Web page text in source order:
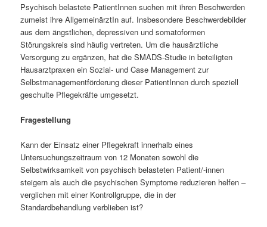
Psychisch belastete PatientInnen suchen mit ihren Beschwerden
zumeist ihre AllgemeinärztIn auf. Insbesondere Beschwerdebilder
aus dem ängstlichen, depressiven und somatoformen
Störungskreis sind häufig vertreten. Um die hausärztliche
Versorgung zu ergänzen, hat die SMADS-Studie in beteiligten
Hausarztpraxen ein Sozial- und Case Management zur
Selbstmanagementförderung dieser PatientInnen durch speziell
geschulte Pflegekräfte umgesetzt.
Fragestellung
Kann der Einsatz einer Pflegekraft innerhalb eines
Untersuchungszeitraum von 12 Monaten sowohl die
Selbstwirksamkeit von psychisch belasteten Patient/-innen
steigern als auch die psychischen Symptome reduzieren helfen –
verglichen mit einer Kontrollgruppe, die in der
Standardbehandlung verblieben ist?